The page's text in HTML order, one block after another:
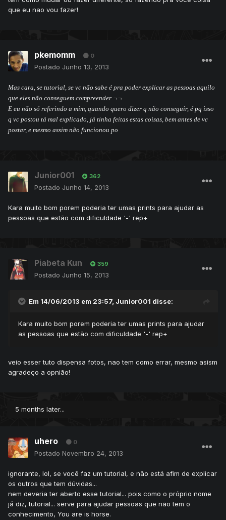
que eu nao vou fazer!
pkemomm 0
Postado Junho 13, 2013
Mas cara, se tutorial, se vc não sabe é pra poder explicar as pessoas aquilo
que eles não conseguem compreender ¬¬
E eu não só referindo a mim, quando quero dizer q não conseguir, é pq isso
q vc postou tá mal explicado, já tinha feitas estas coisas, bem antes de vc
postar, e mesmo assim não funcionou po
Junior001 362
Postado Junho 14, 2013
Kara muito bom porem poderia ter umas prints para ajudar as
pessoas que estão com dificuldade '-' rep+
Piabeta Kun 359
Postado Junho 15, 2013
Em 14/06/2013 em 23:57, Junior001 disse:
Kara muito bom porem poderia ter umas prints para ajudar
as pessoas que estão com dificuldade '-' rep+
veio esser tuto dispensa fotos, nao tem como errar, mesmo asism
agradeço a opnião!
5 months later...
uhero 0
Postado Novembro 24, 2013
ignorante, lol, se você faz um tutorial, e não está afim de explicar
os outros que tem dúvidas...
nem deveria ter aberto esse tutorial... pois como o próprio nome
já diz, tutorial... serve para ajudar pessoas que não tem o
conhecimento, You are is horse.